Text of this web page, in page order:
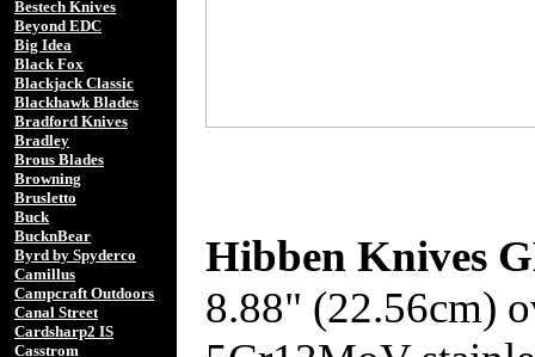
Bestech Knives
Beyond EDC
Big Idea
Black Fox
Blackjack Classic
Blackhawk Blades
Bradford Knives
Bradley
Brous Blades
Browning
Brusletto
Buck
BucknBear
Byrd by Spyderco
Camillus
Campcraft Outdoors
Canal Street
Cardsharp2 IS
Casstrom
Hibben Knives
8.88" (22.56cm)